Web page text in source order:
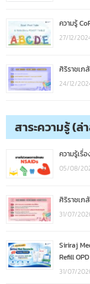
ความรู้
27/12/
ศิริราชเภ
24/12/
สาระความรู้ (ล่
ความรู้เรื่อ
05/08/
ศิริราชเภ
31/07/
Siriraj
Refill
31/07/